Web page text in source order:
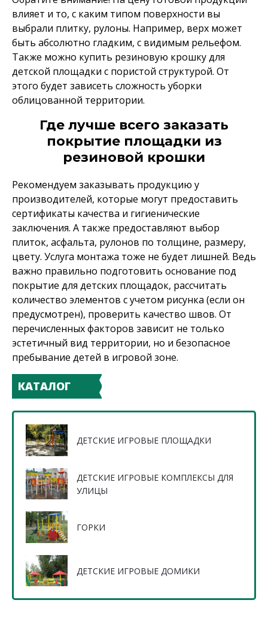
влияет и то, с каким типом поверхности вы
выбрали плитку, рулоны. Например, верх может
быть абсолютно гладким, с видимым рельефом.
Также можно купить резиновую крошку для
детской площадки с пористой структурой. От
этого будет зависеть сложность уборки
облицованной территории.
Где лучше всего заказать
покрытие площадки из
резиновой крошки
Рекомендуем заказывать продукцию у
производителей, которые могут предоставить
сертификаты качества и гигиенические
заключения. А также предоставляют выбор
плиток, асфальта, рулонов по толщине, размеру,
цвету. Услуга монтажа тоже не будет лишней. Ведь
важно правильно подготовить основание под
покрытие для детских площадок, рассчитать
количество элементов с учетом рисунка (если он
предусмотрен), проверить качество швов. От
перечисленных факторов зависит не только
эстетичный вид территории, но и безопасное
пребывание детей в игровой зоне.
КАТАЛОГ
ДЕТСКИЕ ИГРОВЫЕ ПЛОЩАДКИ
ДЕТСКИЕ ИГРОВЫЕ КОМПЛЕКСЫ ДЛЯ
УЛИЦЫ
ГОРКИ
ДЕТСКИЕ ИГРОВЫЕ ДОМИКИ